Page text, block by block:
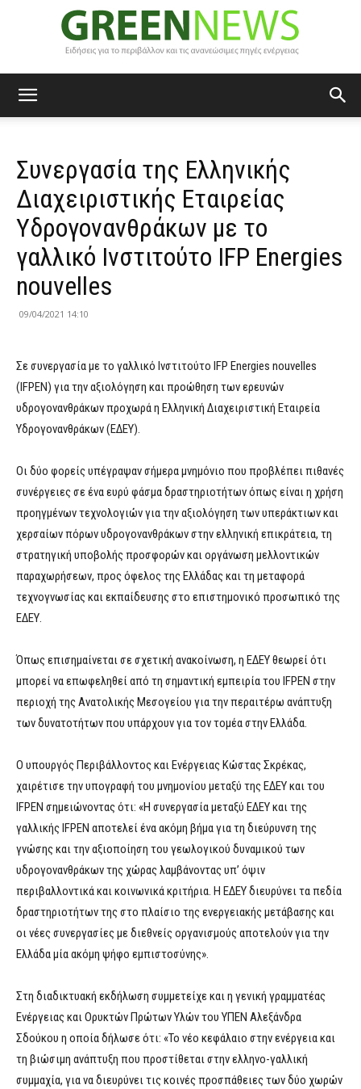
News
Συνεργασία της Ελληνικής
Διαχειριστικής Εταιρείας
Υδρογονανθράκων με το
γαλλικό Ινστιτούτο IFP Energies
nouvelles
09/04/2021 14:10
Σε συνεργασία με το γαλλικό Ινστιτούτο IFP Energies nouvelles
(IFPEN) για την αξιολόγηση και προώθηση των ερευνών
υδρογονανθράκων προχωρά η Ελληνική Διαχειριστική Εταιρεία
Υδρογονανθράκων (ΕΔΕΥ).
Οι δύο φορείς υπέγραψαν σήμερα μνημόνιο που προβλέπει πιθανές
συνέργειες σε ένα ευρύ φάσμα δραστηριοτήτων όπως είναι η χρήση
προηγμένων τεχνολογιών για την αξιολόγηση των υπεράκτιων και
χερσαίων πόρων υδρογονανθράκων στην ελληνική επικράτεια, τη
στρατηγική υποβολής προσφορών και οργάνωση μελλοντικών
παραχωρήσεων, προς όφελος της Ελλάδας και τη μεταφορά
τεχνογνωσίας και εκπαίδευσης στο επιστημονικό προσωπικό της
ΕΔΕΥ.
Όπως επισημαίνεται σε σχετική ανακοίνωση, η ΕΔΕΥ θεωρεί ότι
μπορεί να επωφεληθεί από τη σημαντική εμπειρία του IFPEN στην
περιοχή της Ανατολικής Μεσογείου για την περαιτέρω ανάπτυξη
των δυνατοτήτων που υπάρχουν για τον τομέα στην Ελλάδα.
Ο υπουργός Περιβάλλοντος και Ενέργειας Κώστας Σκρέκας,
χαιρέτισε την υπογραφή του μνημονίου μεταξύ της ΕΔΕΥ και του
IFPEN σημειώνοντας ότι: «Η συνεργασία μεταξύ ΕΔΕΥ και της
γαλλικής IFPEN αποτελεί ένα ακόμη βήμα για τη διεύρυνση της
γνώσης και την αξιοποίηση του γεωλογικού δυναμικού των
υδρογονανθράκων της χώρας λαμβάνοντας υπ’ όψιν
περιβαλλοντικά και κοινωνικά κριτήρια. Η ΕΔΕΥ διευρύνει τα πεδία
δραστηριοτήτων της στο πλαίσιο της ενεργειακής μετάβασης και
οι νέες συνεργασίες με διεθνείς οργανισμούς αποτελούν για την
Ελλάδα μία ακόμη ψήφο εμπιστοσύνης».
Στη διαδικτυακή εκδήλωση συμμετείχε και η γενική γραμματέας
Ενέργειας και Ορυκτών Πρώτων Υλών του ΥΠΕΝ Αλεξάνδρα
Σδούκου η οποία δήλωσε ότι: «Το νέο κεφάλαιο στην ενέργεια και
τη βιώσιμη ανάπτυξη που προστίθεται στην ελληνο-γαλλική
συμμαχία, για να διευρύνει τις κοινές προσπάθειες των δύο χωρών